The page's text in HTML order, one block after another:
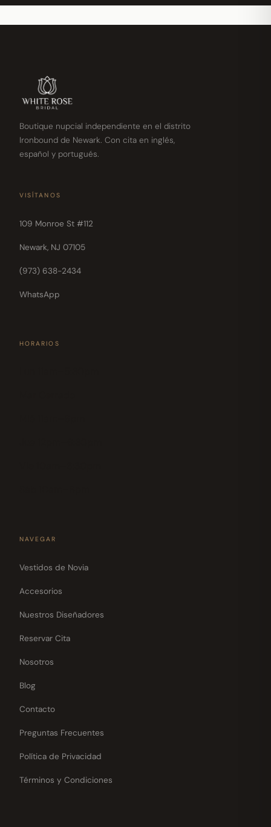
Boutique nupcial independiente en el distrito
Ironbound de Newark. Con cita en inglés,
español y portugués.
VISÍTANOS
109 Monroe St #112
Newark, NJ 07105
(973) 638-2434
WhatsApp
HORARIOS
NAVEGAR
Vestidos de Novia
Accesorios
Nuestros Diseñadores
Reservar Cita
Nosotros
Blog
Contacto
Preguntas Frecuentes
Política de Privacidad
Términos y Condiciones